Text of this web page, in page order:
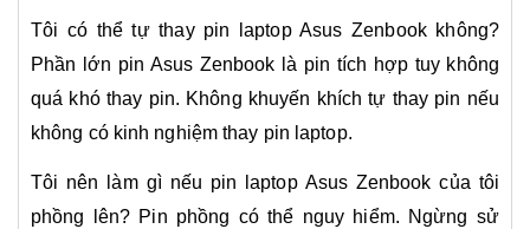
Tôi có thể tự thay pin laptop Asus Zenbook không?
Phần lớn pin Asus Zenbook là pin tích hợp tuy không
quá khó thay pin. Không khuyến khích tự thay pin nếu
không có kinh nghiệm thay pin laptop.
Tôi nên làm gì nếu pin laptop Asus Zenbook của tôi
phồng lên? Pin phồng có thể nguy hiểm. Ngừng sử